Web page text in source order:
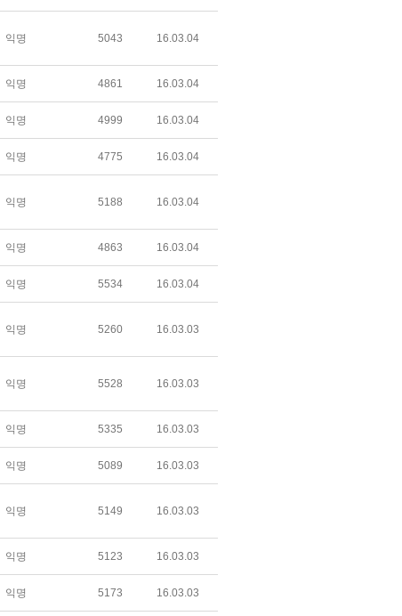
익명 5043 16.03.04
익명 4861 16.03.04
익명 4999 16.03.04
익명 4775 16.03.04
익명 5188 16.03.04
익명 4863 16.03.04
익명 5534 16.03.04
익명 5260 16.03.03
익명 5528 16.03.03
익명 5335 16.03.03
익명 5089 16.03.03
익명 5149 16.03.03
익명 5123 16.03.03
익명 5173 16.03.03